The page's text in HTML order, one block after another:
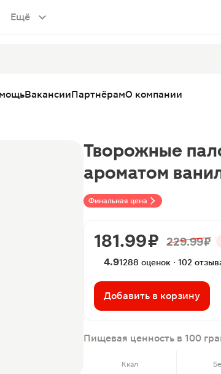
Ещё
ВакансииПартнёрамО компании
Финальная цена
Творожные
ароматом
181.99 ₽ 229.99 ₽
4.91288 оценок · 102
Добавить в корзину
Пищевая ценность в 100
Ккал